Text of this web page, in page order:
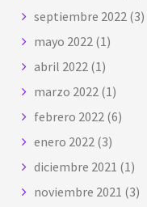
septiembre 2022 (3)
mayo 2022 (1)
abril 2022 (1)
marzo 2022 (1)
febrero 2022 (6)
enero 2022 (3)
diciembre 2021 (1)
noviembre 2021 (3)